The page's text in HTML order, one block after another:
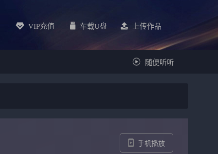
VIP充值 车载u盘 上传作品
随便听听
手机播放